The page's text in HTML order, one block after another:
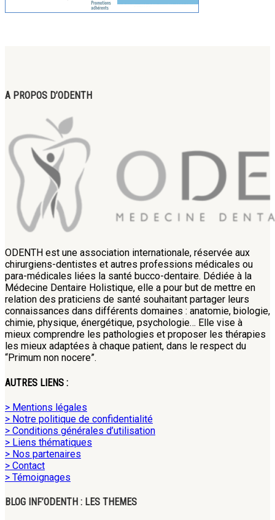
A PROPOS D’ODENTH
ODENTH est une association internationale, réservée aux
chirurgiens-dentistes et autres professions médicales ou
para-médicales liées la santé bucco-dentaire. Dédiée à la
Médecine Dentaire Holistique, elle a pour but de mettre en
relation des praticiens de santé souhaitant partager leurs
connaissances dans différents domaines : anatomie, biologie,
chimie, physique, énergétique, psychologie… Elle vise à
mieux comprendre les pathologies et proposer les thérapies
les mieux adaptées à chaque patient, dans le respect du
“Primum non nocere”.
AUTRES LIENS :
> Mentions légales
> Notre politique de confidentialité
> Conditions générales d’utilisation
> Liens thématiques
> Nos partenaires
> Contact
> Témoignages
BLOG INF’ODENTH : LES THEMES